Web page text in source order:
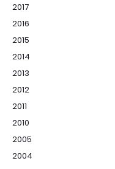
2017
2016
2015
2014
2013
2012
2011
2010
2005
2004